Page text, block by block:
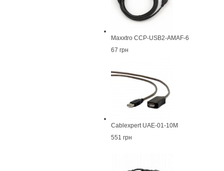
Maxxtro CCP-USB2-AMAF-6
67 грн
Cablexpert UAE-01-10M
551 грн